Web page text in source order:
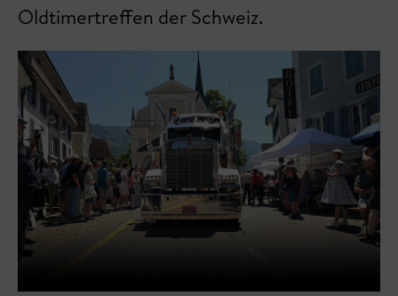
Oldtimertreffen der Schweiz.